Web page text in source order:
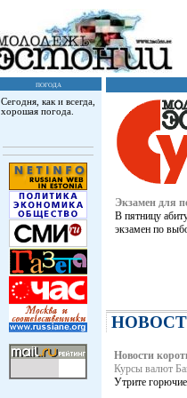
погода
Сегодня, как и всегда,
хорошая погода.
Экзамен для
В пятницу
экзамен по
Новости
Куpсы валют
Утрите